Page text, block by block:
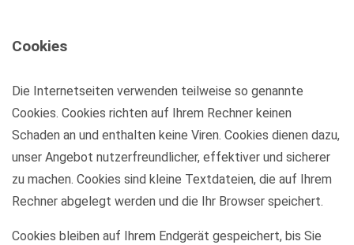
Cookies
Die Internetseiten verwenden teilweise so genannte
Cookies. Cookies richten auf Ihrem Rechner keinen
Schaden an und enthalten keine Viren. Cookies dienen dazu,
unser Angebot nutzerfreundlicher, effektiver und sicherer
zu machen. Cookies sind kleine Textdateien, die auf Ihrem
Rechner abgelegt werden und die Ihr Browser speichert.
Cookies bleiben auf Ihrem Endgerät gespeichert, bis Sie